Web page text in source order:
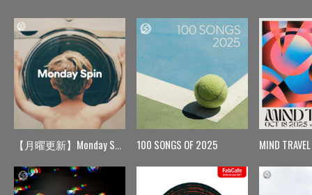
【月曜更新】Monday Spin 100 SONGS OF 2025 MIND TRAVEL